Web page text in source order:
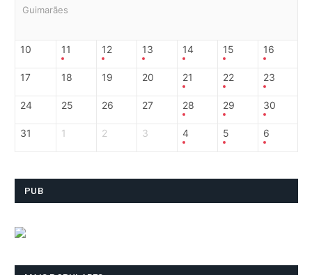
Guimarães
10 11 12 13 14 15 16
17 18 19 20 21 22 23
24 25 26 27 28 29 30
31 1 2 3 4 5 6
PUB